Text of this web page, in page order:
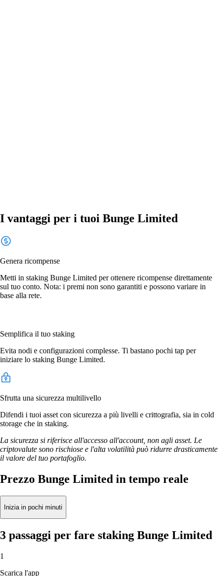
I vantaggi per i tuoi Bunge Limited
Genera ricompense
Metti in staking Bunge Limited per ottenere ricompense direttamente
sul tuo conto. Nota: i premi non sono garantiti e possono variare in
base alla rete.
Semplifica il tuo staking
Evita nodi e configurazioni complesse. Ti bastano pochi tap per
iniziare lo staking Bunge Limited.
Sfrutta una sicurezza multilivello
Difendi i tuoi asset con sicurezza a più livelli e crittografia, sia in cold
storage che in staking.
La sicurezza si riferisce all'accesso all'account, non agli asset. Le
criptovalute sono rischiose e l'alta volatilità può ridurre drasticamente
il valore del tuo portafoglio.
Prezzo Bunge Limited in tempo reale
Inizia in pochi minuti
3 passaggi per fare staking Bunge Limited
1
Scarica l'app